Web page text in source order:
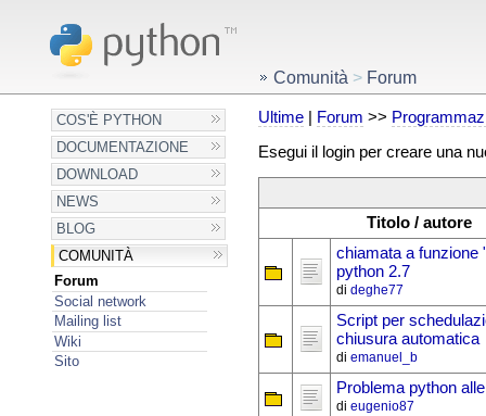
COS'È PYTHON
DOCUMENTAZIONE
DOWNLOAD
NEWS
BLOG
COMUNITÀ
Forum
Social network
Mailing list
Wiki
Sito
Comunità > Forum
Ultime| Forum >>
Esegui il login per creare una
Titolo / autore
chiamata a funzione
python 2.7
di deghe77
Script per
chiusura automatica
di emanuel_b
Problema python
di eugenio87